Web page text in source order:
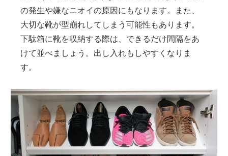
の発生や嫌なニオイの原因にもなります。また、
大切な靴が型崩れしてしまう可能性もあります。
下駄箱に靴を収納する際は、できるだけ間隔をあ
けて並べましょう。出し入れもしやすくなりま
す。